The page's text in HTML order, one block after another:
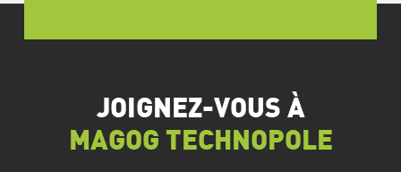
JOIGNEZ-VOUS À
MAGOG TECHNOPOLE